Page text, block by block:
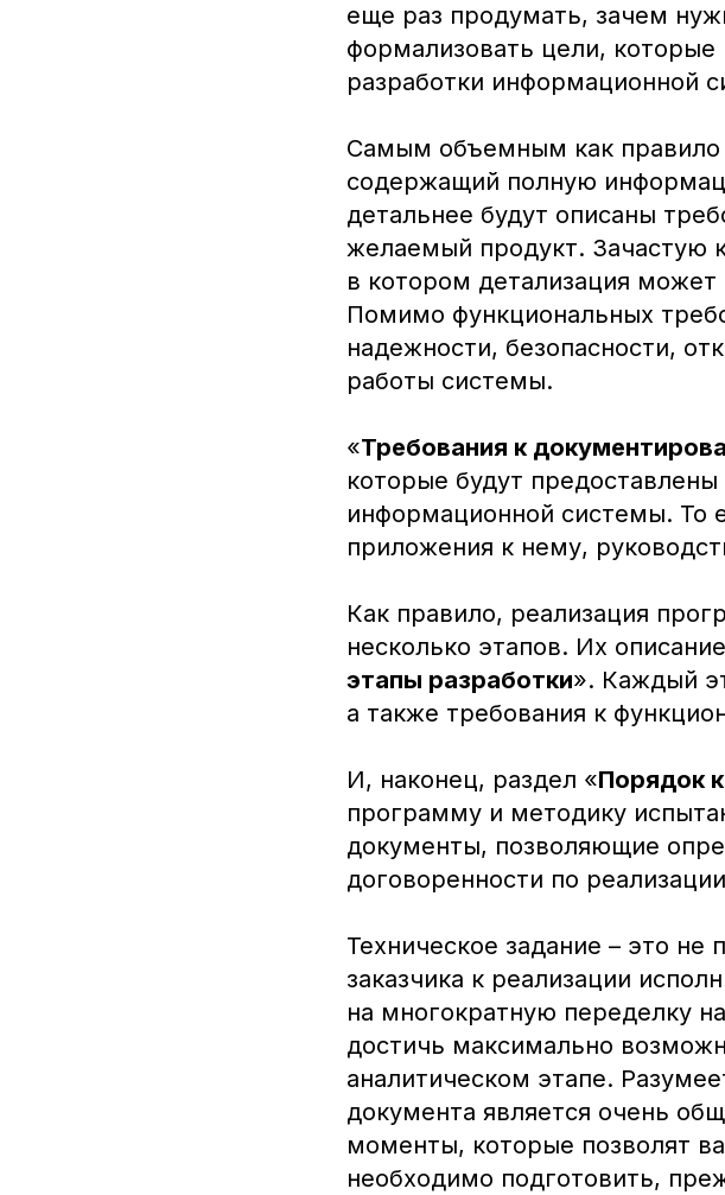
еще раз продумать, зачем
формализовать цели,
разработки информационной
Самым объемным как правило
содержащий полную
детальнее будут описаны
желаемый продукт. Зачастую
в котором детализация
Помимо функциональных
надежности, безопасности,
работы системы.
«Требования к
которые будут предоставлены
информационной системы. То
приложения к нему,
Как правило, реализация
несколько этапов. Их
этапы разработки». Каждый
а также требования к
И, наконец, раздел «Порядок
программу и методику
документы, позволяющие
договоренности по
Техническое задание – это
заказчика к реализации
на многократную переделку
достичь максимально
аналитическом этапе.
документа является очень
моменты, которые позволят
необходимо подготовить,